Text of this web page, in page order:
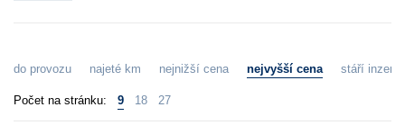
do provozu najeté km nejnižší cena nejvyšší cena stáří
Počet na stránku: 9 18 27